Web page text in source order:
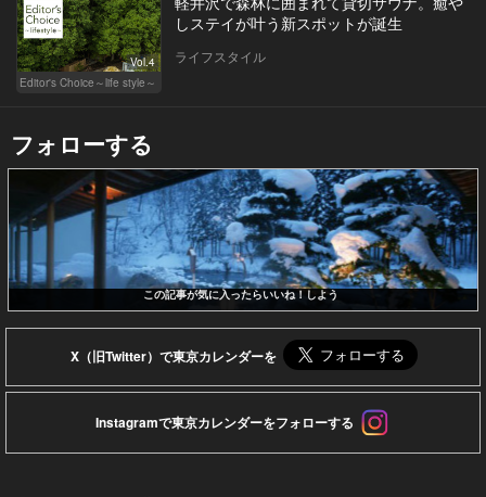
Vol.4
Editor's Choice～life style～
しステイが叶う新スポットが誕生
ライフスタイル
フォローする
この記事が気に入ったらいいね！しよう
X（旧Twitter）で東京カレンダーを
Instagramで東京カレンダーをフォローする